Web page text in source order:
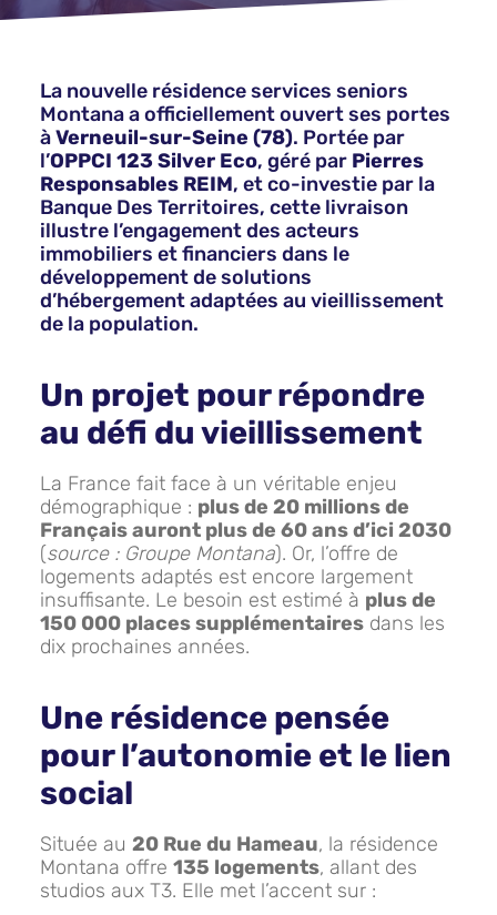
La nouvelle résidence services seniors
Montana a officiellement ouvert ses portes
àVerneuil-sur-Seine (78). Portée par
l’OPPCI 123 Silver Eco, géré par Pierres
Responsables REIM, et co-investie par la
Banque Des Territoires, cette livraison
illustre l’engagement des acteurs
immobiliers et financiers dans le
développement de solutions
d’hébergement adaptées au vieillissement
de la population.
Un projet pour répondre
au défi du vieillissement
La France fait face à un véritable enjeu
démographique : plus de 20 millions de
Français auront plus de 60 ans d’ici 2030
(source : Groupe Montana). Or, l’offre de
logements adaptés est encore largement
insuffisante. Le besoin est estimé à plus de
150 000 places supplémentaires dans les
dix prochaines années.
Une résidence pensée
pour l’autonomie et le lien
social
Située au 20 Rue du Hameau, la résidence
Montana offre 135 logements, allant des
studios aux T3. Elle met l’accent sur :